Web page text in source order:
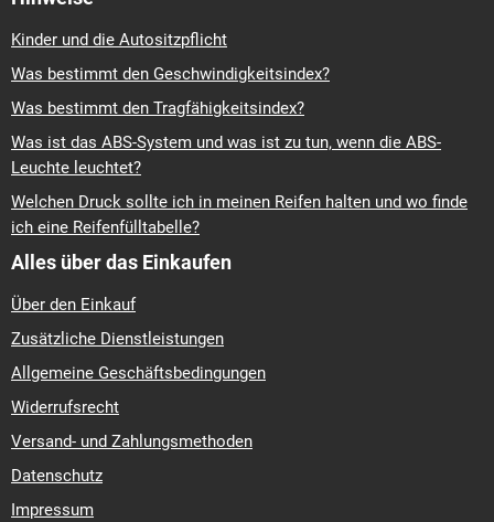
Kinder und die Autositzpflicht
Was bestimmt den Geschwindigkeitsindex?
Was bestimmt den Tragfähigkeitsindex?
Was ist das ABS-System und was ist zu tun, wenn die ABS-
Leuchte leuchtet?
Welchen Druck sollte ich in meinen Reifen halten und wo finde
ich eine Reifenfülltabelle?
Alles über das Einkaufen
Über den Einkauf
Zusätzliche Dienstleistungen
Allgemeine Geschäftsbedingungen
Widerrufsrecht
Versand- und Zahlungsmethoden
Datenschutz
Impressum